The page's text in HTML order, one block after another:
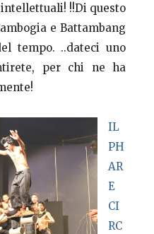
!!Di questo
e Battambang
tempo. ..dateci uno
per chi ne ha
IL
PH
AR
E
CI
RC